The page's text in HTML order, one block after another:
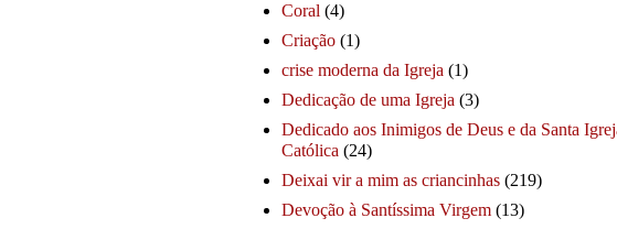
Coral (4)
Criação (1)
crise moderna da Igreja (1)
Dedicação de uma Igreja (3)
Dedicado aos Inimigos de Deus e da Santa
Católica (24)
Deixai vir a mim as criancinhas (219)
Devoção à Santíssima Virgem (13)